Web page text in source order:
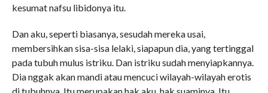
kesumat nafsu libidonya itu.
Dan aku, seperti biasanya, sesudah mereka usai,
membersihkan sisa-sisa lelaki, siapapun dia, yang tertinggal
pada tubuh mulus istriku. Dan istriku sudah menyiapkannya.
Dia nggak akan mandi atau mencuci wilayah-wilayah erotis